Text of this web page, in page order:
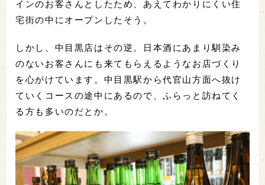
インのお客さんとしたため、あえてわかりにくい住
宅街の中にオープンしたそう。
しかし、中目黒店はその逆。日本酒にあまり馴染み
のないお客さんにも来てもらえるようなお店づくり
を心がけています。中目黒駅から代官山方面へ抜け
ていくコースの途中にあるので、ふらっと訪ねてく
る方も多いのだとか。